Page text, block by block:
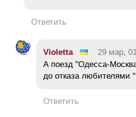
Ответить
Violetta 29 мар,
А поезд "Одесса-
до отказа любителями
Ответить